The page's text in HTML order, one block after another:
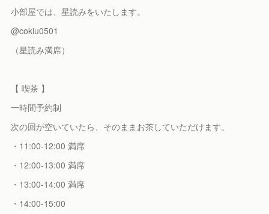
小部屋では、星読みをいたします。
@cokiu0501
（星読み満席）
【 喫茶 】
一時間予約制
次の回が空いていたら、そのままお茶していただけます。
・11:00-12:00 満席
・12:00-13:00 満席
・13:00-14:00 満席
・14:00-15:00